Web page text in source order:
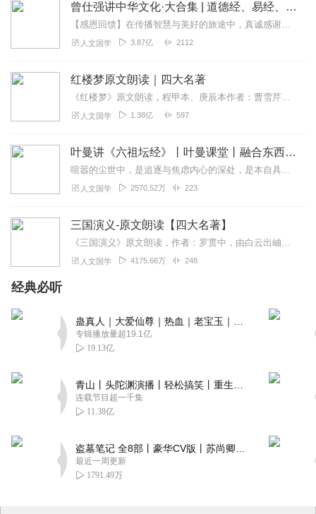
曾仕强讲中华文化·大合集 | 道德经、易经、三国演义中的国学
【感恩回馈】在传播智慧与美好的旅途中，真诚感谢每一位伙伴的温暖陪伴与鼎力支持！欢迎曾仕强学堂粉丝听友们入群交流，更多新鲜玩法和福利活动等你！添加微信：zengf...
人文国学 3.87亿 2112
红楼梦原文朗读｜四大名著
《红楼梦》原文朗读，程甲本、庚辰本作者：曹雪芹，朗读：白云出岫、蓝色百合《红楼梦》程甲本和庚辰本是该书两大重要版本。程甲本由程伟元和高鹗于乾隆五十六年（1791...
人文国学 1.38亿 597
叶曼讲《六祖坛经》丨叶曼课堂丨融合东西国学大师
喧嚣的尘世中，是追逐与焦虑内心的深处，是本自具足的宁静为什么说“菩提自性，本来清净”？为何顿悟不在遥远的庙堂，而在当下的柴米油盐？我们终日寻找的“佛”，究竟在何...
人文国学 2570.52万 223
三国演义-原文朗读【四大名著】
《三国演义》原文朗读，作者：罗贯中，由白云出岫、蓝色百合录制。推荐纸书：《三国演义》是中国古典四大名著之一，是中国第一部长篇章回体历史演义小说，全名为《三国志...
人文国学 4175.66万 248
经典必听
专辑播放量超19.1亿
19.13亿
连载节目超一千集
11.38亿
最近一周更新
1791.49万